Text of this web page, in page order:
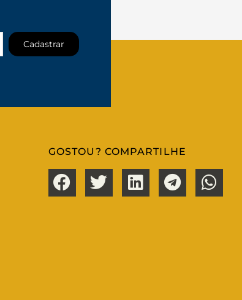
Cadastrar
GOSTOU? COMPARTILHE